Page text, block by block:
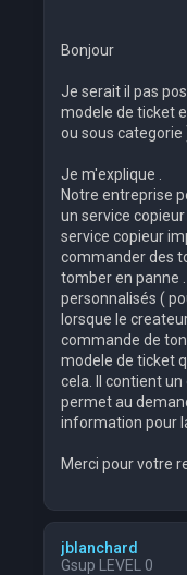
Bonjour
Je serait il pas
modele de ticket
ou sous categorie
Je m'explique .
Notre entreprise
un service
service copieur
commander des
tomber en panne
personnalisés (
lorsque le
commande de
modele de ticket
cela. Il contient
permet au
information pour
Merci pour votre
jblanchard
Gsup LEVEL 0